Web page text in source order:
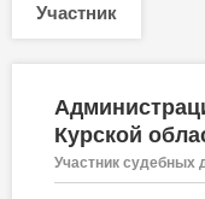
Участник
Курской
Участник судебных